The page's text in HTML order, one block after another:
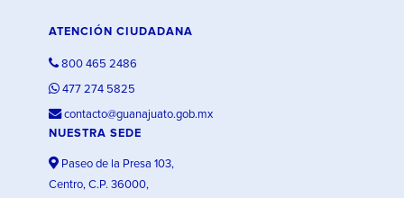
ATENCIÓN CIUDADANA
800 465 2486
477 274 5825
contacto@guanajuato.gob.mx
NUESTRA SEDE
Paseo de la Presa 103,
Centro, C.P. 36000,